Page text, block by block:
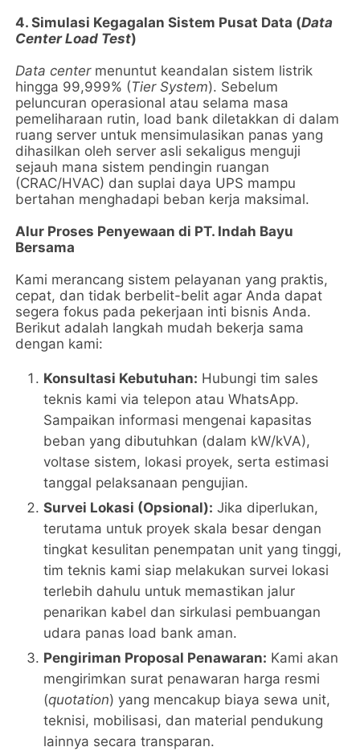
4. Simulasi Kegagalan Sistem Pusat Data (Data
Center Load Test)
Data centermenuntut keandalan sistem listrik
hingga 99,999% (Tier System). Sebelum
peluncuran operasional atau selama masa
pemeliharaan rutin, load bank diletakkan di dalam
ruang server untuk mensimulasikan panas yang
dihasilkan oleh server asli sekaligus menguji
sejauh mana sistem pendingin ruangan
(CRAC/HVAC) dan suplai daya UPS mampu
bertahan menghadapi beban kerja maksimal.
Alur Proses Penyewaan di PT. Indah Bayu
Bersama
Kami merancang sistem pelayanan yang praktis,
cepat, dan tidak berbelit-belit agar Anda dapat
segera fokus pada pekerjaan inti bisnis Anda.
Berikut adalah langkah mudah bekerja sama
dengan kami:
Konsultasi Kebutuhan: Hubungi tim sales
teknis kami via telepon atau WhatsApp.
Sampaikan informasi mengenai kapasitas
beban yang dibutuhkan (dalam kW/kVA),
voltase sistem, lokasi proyek, serta estimasi
tanggal pelaksanaan pengujian.
Survei Lokasi (Opsional): Jika diperlukan,
terutama untuk proyek skala besar dengan
tingkat kesulitan penempatan unit yang tinggi,
tim teknis kami siap melakukan survei lokasi
terlebih dahulu untuk memastikan jalur
penarikan kabel dan sirkulasi pembuangan
udara panas load bank aman.
Pengiriman Proposal Penawaran: Kami akan
mengirimkan surat penawaran harga resmi
(quotation) yang mencakup biaya sewa unit,
teknisi, mobilisasi, dan material pendukung
lainnya secara transparan.